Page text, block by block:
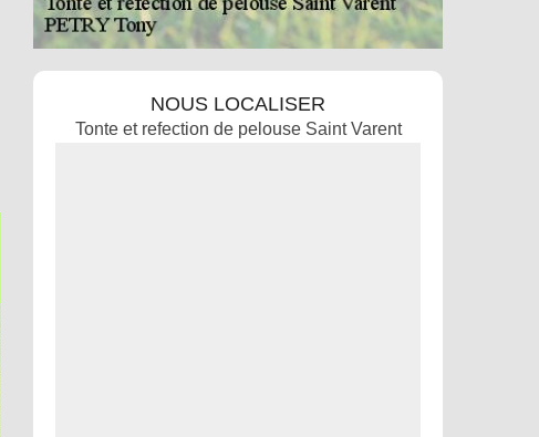
NOUS LOCALISER
Tonte et refection de pelouse Saint Varent